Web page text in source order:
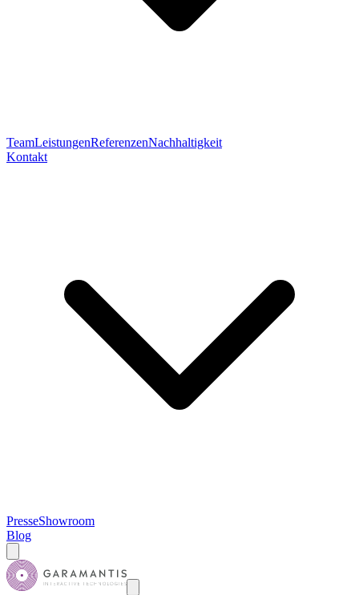
TeamLeistungenReferenzenNachhaltigkeit
Kontakt
PresseShowroom
Blog